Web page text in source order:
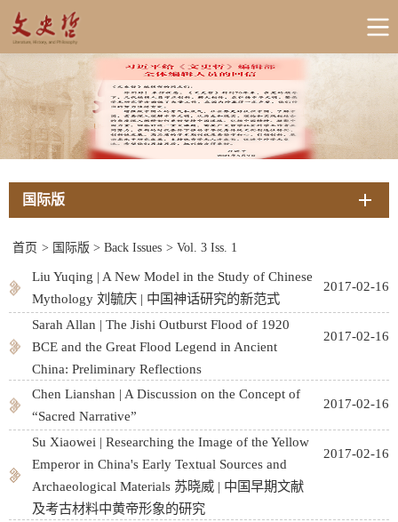
国际版
首页 > 国际版 > Back Issues > Vol. 3 Iss. 1
Liu Yuqing | A New Model in the Study of Chinese
Mythology 刘毓庆 | 中国神话研究的新范式
2017-02-16
Sarah Allan | The Jishi Outburst Flood of 1920
BCE and the Great Flood Legend in Ancient
China: Preliminary Reflections
2017-02-16
Chen Lianshan | A Discussion on the Concept of
“Sacred Narrative”
2017-02-16
Su Xiaowei | Researching the Image of the Yellow
Emperor in China's Early Textual Sources and
Archaeological Materials 苏晓威 | 中国早期文献
及考古材料中黄帝形象的研究
2017-02-16